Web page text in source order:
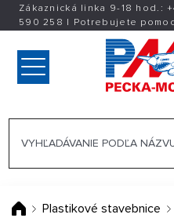
Zákaznická linka 9-18 hod.:
590 258 | Potrebujete
Plastikové stavebnice